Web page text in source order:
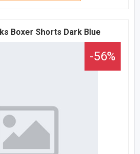
Boxer Shorts Dark Blue
-56%